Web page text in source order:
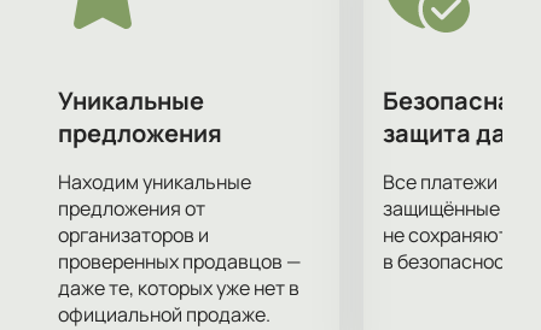
разные. За два часа вы окунётесь в интересный
восторг от происходящего.
Купить билеты на монолог-концерт Евгения
Гришковца можно онлайн. На нашем сайте вы легко
и просто сможете выбрать места и, кликнув на
кнопку оплаты, получить стопроцентно подлинные
билеты, которые при необходимости можно
поменять или же вернуть.
Уникальные
предложения
Находим уникальные
предложения от
организаторов и
проверенных продавцов —
даже те, которых уже нет в
официальной продаже.
Безопасная
защита
Все платежи
защищённые
не сохраняются
в безопасности.